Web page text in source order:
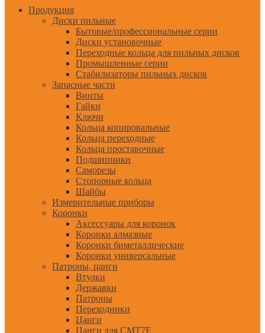
Продукция
Диски пильные
Бытовые/профессиональные серии
Диски установочные
Переходные кольца для пильных дисков
Промышленные серии
Стабилизаторы пильных дисков
Запасные части
Винты
Гайки
Ключи
Кольца копировальные
Кольца переходные
Кольца проставочные
Подшипники
Саморезы
Стопорные кольца
Шайбы
Измерительные приборы
Коронки
Аксессуары для коронок
Коронки алмазные
Коронки биметаллические
Коронки универсальные
Патроны, цанги
Втулки
Державки
Патроны
Переходники
Цанги
Цанги для CMT7E